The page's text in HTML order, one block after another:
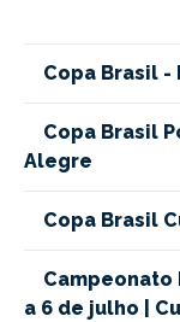
Copa Brasil -
Copa Brasil
Alegre
Copa Brasil
Campeonato
a 6 de julho |